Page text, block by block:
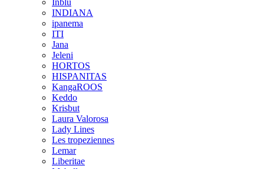
Inblu
INDIANA
ipanema
ITI
Jana
Jeleni
HORTOS
HISPANITAS
KangaROOS
Keddo
Krisbut
Laura Valorosa
Lady Lines
Les tropeziennes
Lemar
Liberitae